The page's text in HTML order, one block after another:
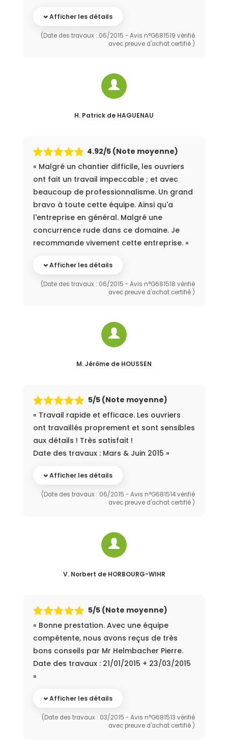
Afficher les détails
(Date des travaux : 06/2015 - Avis n°G681519 vérifié
avec preuve d'achat certifié )
H. Patrick de HAGUENAU
4.92/5 (Note moyenne)
« Malgré un chantier difficile, les ouvriers
ont fait un travail impeccable ; et avec
beaucoup de professionnalisme. Un grand
bravo à toute cette équipe. Ainsi qu'a
l'entreprise en général. Malgré une
concurrence rude dans ce domaine. Je
recommande vivement cette entreprise. »
Afficher les détails
(Date des travaux : 06/2015 - Avis n°G681518 vérifié
avec preuve d'achat certifié )
M. Jérôme de HOUSSEN
5/5 (Note moyenne)
« Travail rapide et efficace. Les ouvriers
ont travaillés proprement et sont sensibles
aux détails ! Très satisfait !
Date des travaux : Mars & Juin 2015 »
Afficher les détails
(Date des travaux : 06/2015 - Avis n°G681514 vérifié
avec preuve d'achat certifié )
V. Norbert de HORBOURG-WIHR
5/5 (Note moyenne)
« Bonne prestation. Avec une équipe
compétente, nous avons reçus de très
bons conseils par Mr Helmbacher Pierre.
Date des travaux : 21/01/2015 + 23/03/2015
»
Afficher les détails
(Date des travaux : 03/2015 - Avis n°G681513 vérifié
avec preuve d'achat certifié )